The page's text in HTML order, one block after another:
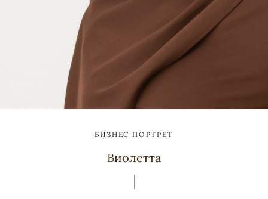
БИЗНЕС ПОРТРЕТ
Виолетта